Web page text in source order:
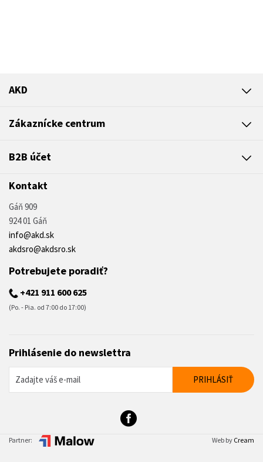
AKD
Zákaznícke centrum
B2B účet
Kontakt
Gáň 909
924 01 Gáň
info@akd.sk
akdsro@akdsro.sk
Potrebujete poradiť?
+421 911 600 625
(Po. - Pia. od 7:00 do 17:00)
Prihlásenie do newslettra
Partner: Web by Cream